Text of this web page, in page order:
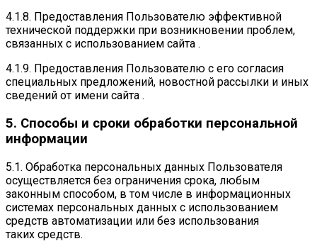
4.1.8. Предоставления Пользователю эффективной
технической поддержки при возникновении проблем,
связанных с использованием сайта .
4.1.9. Предоставления Пользователю с его согласия
специальных предложений, новостной рассылки и иных
сведений от имени сайта .
5. Способы и сроки обработки персональной
информации
5.1. Обработка персональных данных Пользователя
осуществляется без ограничения срока, любым
законным способом, в том числе в информационных
системах персональных данных с использованием
средств автоматизации или без использования
таких средств.